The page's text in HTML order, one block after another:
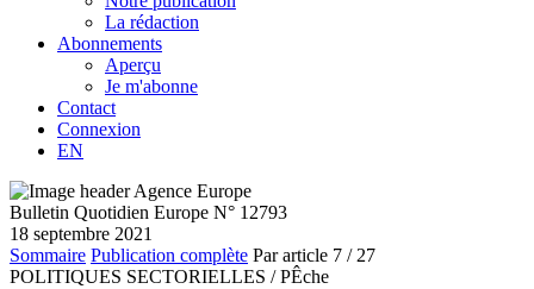
La rédaction
Abonnements
Aperçu
Je m'abonne
Contact
Connexion
EN
Bulletin Quotidien Europe N° 12793
18 septembre 2021
Sommaire Publication complète Par article 7 / 27
POLITIQUES SECTORIELLES / PÊche